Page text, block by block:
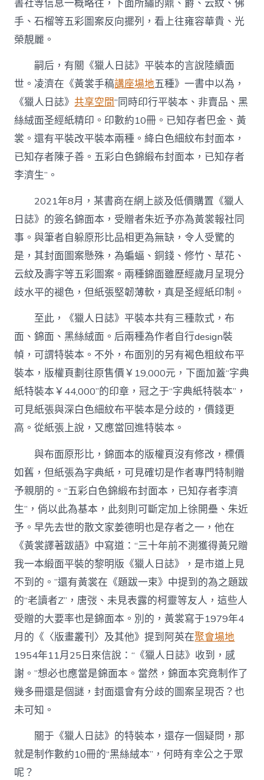
書社等信息一概略往，下面所繡的鼎、爵、云紋、佛
手、石榴等五彩圖案反向擺列，看上往雍容華貴、光
榮靚麗。
嗣后，有關《獵人日誌》平裝本的言說陸續面
世。凌濟在《黃裳手稿講座場地五種》一書中以為，
《獵人日誌》共享空間“同時印行平裝本、非賣品、黑
絲絨面圣經紙精印。印數約10冊。已知存者巴金、黃
裳。還有平裝改平裝本兩種。絳白色細紋布封面本，
已知存者陳子善。五彩白色錦緞布封面本，已知存者
李濟生”。
2021年8月，某書商在網上談及低價購置《獵人
日誌》的簽名錦面本，受贈者朱近予亦為黃裳報社同
事。與筆者自躲原形比品相更為無缺，令人受驚的
是，其封面圖案懸殊，為蝙蝠、銅錢、修竹、草花、
云紋及壽字等五彩圖案。兩種錦面雖歷經歲月呈現分
歧水平的褪色，但紙張堅韌薄軟，真是圣經紙印制。
至此，《獵人日誌》平裝本共有三種款式，布
面、錦面、黑絲絨面。后兩種為作者自行design裝
幀，可謂特裝本。不外，布面別的另有褐色粗紋布平
裝本，版權頁劃往原售價￥19,000元，下面加蓋“字典
紙特裝本￥44,000”的印章，冠之于“字典紙特裝本”，
可見紙張與深白色細紋布平裝本是分歧的，價錢更
高。從紙張上說，又應當回進特裝本。
與布面原形比，錦面本的版權頁沒有修改，標價
如舊，但紙張為字典紙，可見確切是作者專門特制贈
予親朋的。“五彩白色錦緞布封面本，已知存者李濟
生”，倘以此為基本，此刻則可斷定加上徐開壘、朱近
予。早先去世的散文家姜德明也是存者之一，他在
《黃裳譯著跋語》中寫道：“三十年前不測獲得黃兄贈
我一本緞面平裝的黎明版《獵人日誌》，是市道上見
不到的。”還有黃裳在《題跋一束》中提到的為之題跋
的“老讀者Z”，唐弢、未見表露的柯靈等友人，這些人
受贈的大要率也是錦面本。別的，黃裳寫于1979年4
月的《〈版畫叢刊〉及其他》提到阿英在聚會場地
1954年11月25日來信說：“《獵人日誌》收到，感
謝。”想必也應當是錦面本。當然，錦面本究竟制作了
幾多冊還是個謎，封面還會有分歧的圖案呈現否？也
未可知。
關于《獵人日誌》的特裝本，還存一個疑問，那
就是制作數約10冊的“黑絲絨本”，何時有幸公之于眾
呢？